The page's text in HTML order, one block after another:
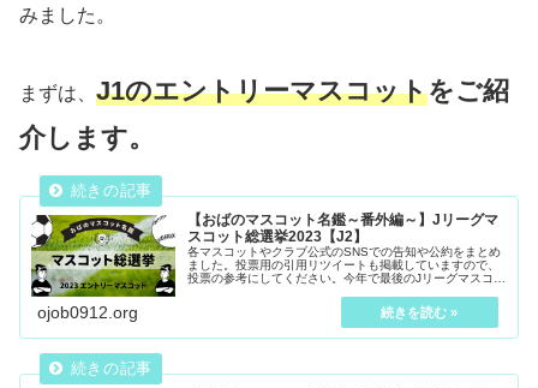
みました。
まずは、 J1のエントリーマスコットをご紹
介します。
【おばのマスコット名鑑～番外編～】Jリーグマ
スコット総選挙2023【J2】
各マスコットやクラブ公式のSNSでの告知や公約をまとめ
ました。投票用の引用リツイートも掲載していますので、
投票の参考にしてください。今年で最後のJリーグマスコッ
ojob0912.org